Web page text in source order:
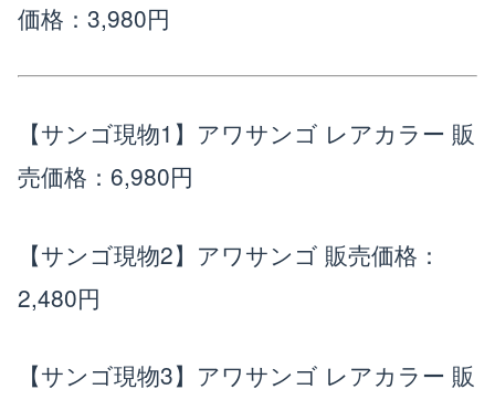
価格：3,980円
【サンゴ現物1】アワサンゴ レアカラー 販
売価格：6,980円
【サンゴ現物2】アワサンゴ 販売価格：
2,480円
【サンゴ現物3】アワサンゴ レアカラー 販